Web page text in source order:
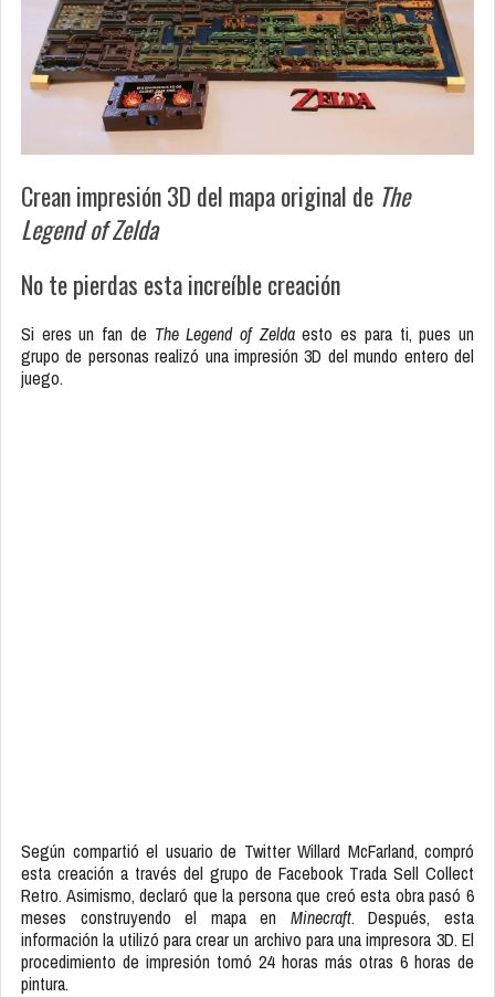
Crean impresión 3D del mapa original de The
Legend of Zelda
No te pierdas esta increíble creación
Si eres un fan de The Legend of Zeldaesto es para ti, pues un
grupo de personas realizó una impresión 3D del mundo entero del
juego.
Según compartió el usuario de Twitter Willard McFarland, compró
esta creación a través del grupo de Facebook Trada Sell Collect
Retro. Asimismo, declaró que la persona que creó esta obra pasó 6
meses construyendo el mapa en Minecraft. Después, esta
información la utilizó para crear un archivo para una impresora 3D. El
procedimiento de impresión tomó 24 horas más otras 6 horas de
pintura.